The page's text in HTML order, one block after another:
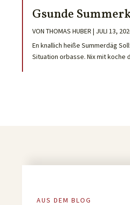
Gsunde
VON THOMAS HUBER | JULI 13,
En knallich heiße Summerdäg
Situation orbasse. Nix mit koche
AUS DEM BLOG